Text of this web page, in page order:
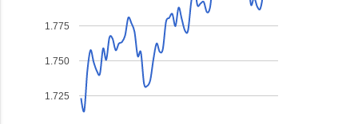
1.725
1.750
1.775